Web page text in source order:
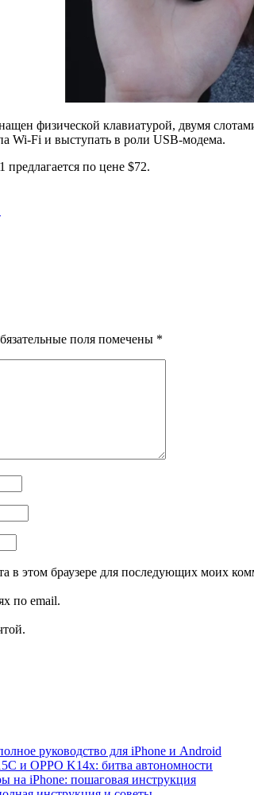
физической клавиатурой, двумя
Wi-Fi и выступать в роли USB-модема.
по цене $72.
поля помечены *
в этом браузере для последующих моих
по email.
руководство для iPhone и Android
и OPPO K14x: битва автономности
на iPhone: пошаговая инструкция